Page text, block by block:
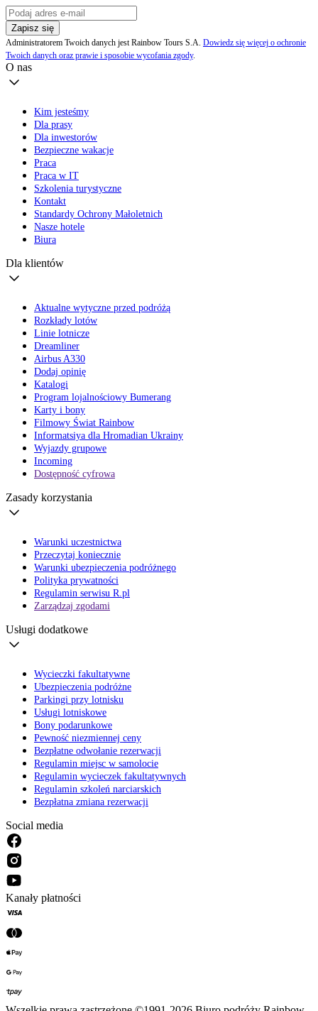
Zapisz się
Administratorem Twoich danych jest Rainbow Tours S.A. Dowiedz się więcej o ochronie
Twoich danych oraz prawie i sposobie wycofania zgody.
O nas
Kim jesteśmy
Dla prasy
Dla inwestorów
Bezpieczne wakacje
Praca
Praca w IT
Szkolenia turystyczne
Kontakt
Standardy Ochrony Małoletnich
Nasze hotele
Biura
Dla klientów
Aktualne wytyczne przed podróżą
Rozkłady lotów
Linie lotnicze
Dreamliner
Airbus A330
Dodaj opinię
Katalogi
Program lojalnościowy Bumerang
Karty i bony
Filmowy Świat Rainbow
Informatsiya dla Hromadian Ukrainy
Wyjazdy grupowe
Incoming
Dostępność cyfrowa
Zasady korzystania
Warunki uczestnictwa
Przeczytaj koniecznie
Warunki ubezpieczenia podróżnego
Polityka prywatności
Regulamin serwisu R.pl
Zarządzaj zgodami
Usługi dodatkowe
Wycieczki fakultatywne
Ubezpieczenia podróżne
Parkingi przy lotnisku
Usługi lotniskowe
Bony podarunkowe
Pewność niezmiennej ceny
Bezpłatne odwołanie rezerwacji
Regulamin miejsc w samolocie
Regulamin wycieczek fakultatywnych
Regulamin szkoleń narciarskich
Bezpłatna zmiana rezerwacji
Social media
Kanały płatności